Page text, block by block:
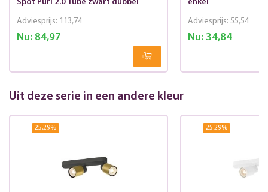
Spot Puri 2.0 Tube zwart dubbel
Nu:84,97
Adviesprijs: 113,74
enkel
Nu:34,84
Adviesprijs: 55,54
Uit deze serie in een andere kleur
25.29% 25.29%